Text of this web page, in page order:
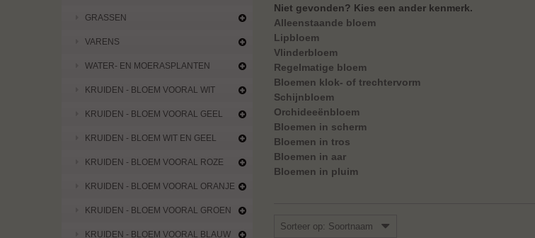
Niet gevonden? Kies een ander kenmerk.
Alleenstaande bloem
Lipbloem
Vlinderbloem
Regelmatige bloem
Bloemen klok- of trechtervorm
Schijnbloem
Orchideeënbloem
Bloemen in scherm
Bloemen in tros
Bloemen in aar
Bloemen in pluim
Sorteer op: Soortnaam
GRASSEN
VARENS
WATER- EN MOERASPLANTEN
KRUIDEN - BLOEM VOORAL WIT
KRUIDEN - BLOEM VOORAL GEEL
KRUIDEN - BLOEM WIT EN GEEL
KRUIDEN - BLOEM VOORAL ROZE
KRUIDEN - BLOEM VOORAL ORANJE
KRUIDEN - BLOEM VOORAL GROEN
KRUIDEN - BLOEM VOORAL BLAUW